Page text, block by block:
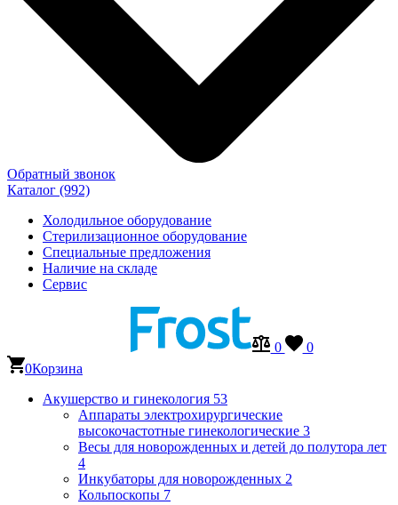
Обратный звонок
Каталог (992)
Холодильное оборудование
Стерилизационное оборудование
Специальные предложения
Наличие на складе
Сервис
0
0
0Корзина
Акушерство и гинекология 53
Аппараты электрохирургические
высокочастотные гинекологические 3
Весы для новорожденных и детей до полутора лет
4
Инкубаторы для новорожденных 2
Кольпоскопы 7